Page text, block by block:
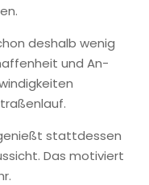
deshalb wenig
und An-
stattdessen
Das motiviert